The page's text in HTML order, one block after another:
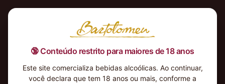
🔞 Conteúdo restrito para maiores de 18 anos
Este site comercializa bebidas alcoólicas. Ao continuar,
você declara que tem 18 anos ou mais, conforme a